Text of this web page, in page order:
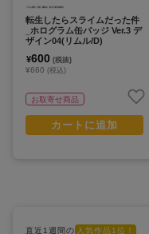
転生したらスライムだった件
_ホログラム缶バッジ Ver.3 デ
ザイン04(リムル/D)
¥600 (税抜)
¥660 (税込)
お取寄せ商品
カートに追加
直近1週間の 人気作品1位！